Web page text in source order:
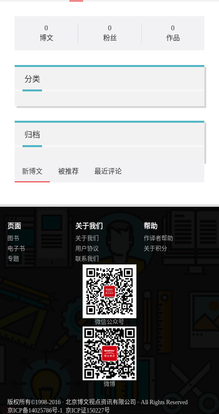
0
博文
0
粉丝
0
作品
分类
归档
新博文 被推荐 最近评论
页面
图书
电子书
专题
关于我们
关于我们
用户协议
联系我们
帮助
作译者帮助
关于积分
微信公众号
微博
版权所有©1998-2016 · 北京博文视点资讯有限公司 · All Rights Reserved
京ICP备14025786号-1 京ICP证150227号